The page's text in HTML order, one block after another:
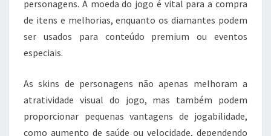
personagens. A moeda do jogo é vital para a compra
de itens e melhorias, enquanto os diamantes podem
ser usados para conteúdo premium ou eventos
especiais.
As skins de personagens não apenas melhoram a
atratividade visual do jogo, mas também podem
proporcionar pequenas vantagens de jogabilidade,
como aumento de saúde ou velocidade, dependendo